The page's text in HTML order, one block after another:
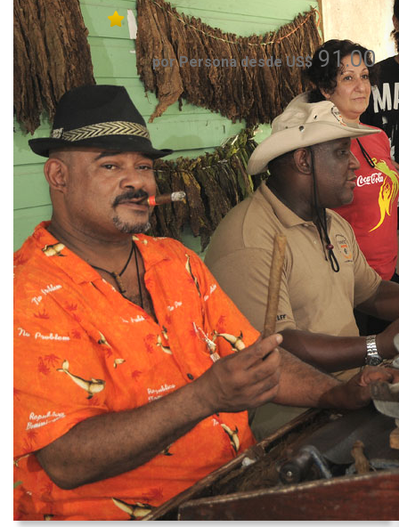
por Persona desde US$91.00